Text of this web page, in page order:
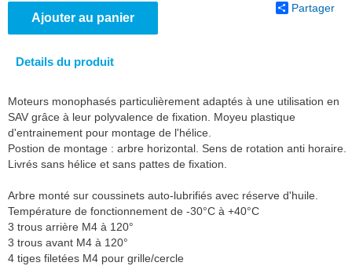
Ajouter au panier
Partager
Details du produit
Moteurs monophasés particulièrement adaptés à une utilisation en
SAV grâce à leur polyvalence de fixation. Moyeu plastique
d'entrainement pour montage de l'hélice.
Postion de montage : arbre horizontal. Sens de rotation anti horaire.
Livrés sans hélice et sans pattes de fixation.
Arbre monté sur coussinets auto-lubrifiés avec réserve d'huile.
Température de fonctionnement de -30°C à +40°C
3 trous arrière M4 à 120°
3 trous avant M4 à 120°
4 tiges filetées M4 pour grille/cercle